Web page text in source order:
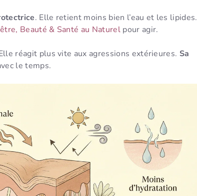
. Elle retient moins bien l’eau et les lipides.
Beauté & Santé au Naturelpour agir.
réagit plus vite aux agressions extérieures. Sa
le temps.